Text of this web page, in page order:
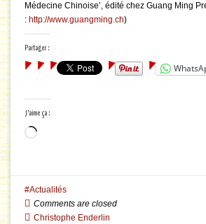
Médecine Chinoise’, édité chez Guang Ming
: http://www.guangming.ch)
Partager :
J’aime ça :
Chargement…
Actualités
Comments are closed
Christophe Enderlin